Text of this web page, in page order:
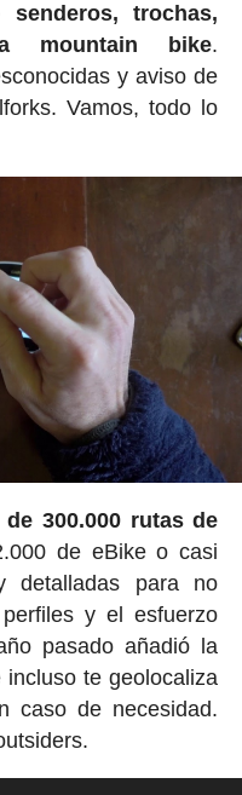
trochas,
mountain bike.
y aviso de
Vamos, todo lo
300.000 rutas de
de eBike o casi
detalladas para no
y el esfuerzo
pasado añadió la
te geolocaliza
caso de necesidad.